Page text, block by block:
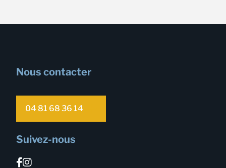
Nous contacter
04 81 68 36 14
Suivez-nous